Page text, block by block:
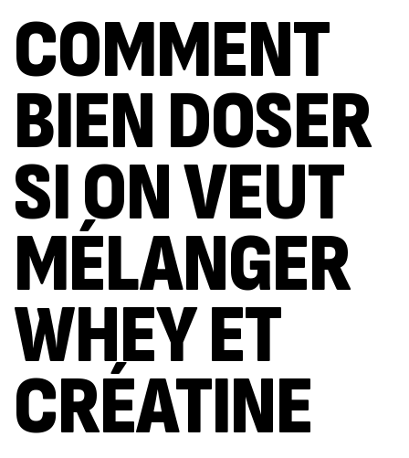
COMMENT
BIEN DOSER
SI ON VEUT
MÉLANGER
WHEY ET
CRÉATINE